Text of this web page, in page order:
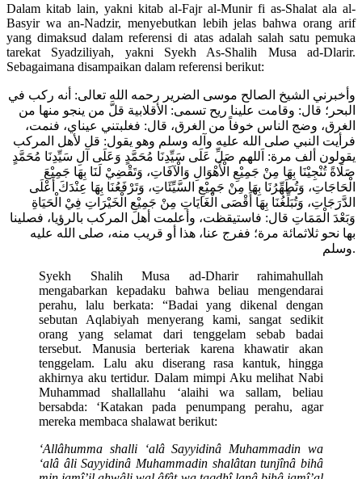
Dalam kitab lain, yakni kitab al-Fajr al-Munir fi as-Shalat ala al-
Basyir wa an-Nadzir, menyebutkan lebih jelas bahwa orang arif
yang dimaksud dalam referensi di atas adalah salah satu pemuka
tarekat Syadziliyah, yakni Syekh As-Shalih Musa ad-Dlarir.
Sebagaimana disampaikan dalam referensi berikut:
وأخبرني الشيخ الصالح موسى الضرير رحمه الله تعالى: أنه ركب في
البحر؛ قال: وقامت علينا ريح تسمى: الأقلابية قلَّ من ينجو منها من
الغرق، وضج الناس خوفاً من الغرق، قال: فغلبتني عيناي، فنمت،
فرأيت النبي صلى الله عليه وآله وسلم وهو يقول: قل لأهل المركب
يقولون ألف مرة: اَللهم صَلِّ عَلَى سَيِّدِنَا مُحَمَّدٍ وَعَلَى آلِ سَيِّدِنَا مُحَمَّدٍ
صَلَاةً تُنْجِيْنَا بِهَا مِنْ جَمِيْعِ الْأَهْوَالِ وَالْآفَاتِ، وَتَقْضِيْ لَنَا بِهَا جَمِيْعَ
الْحَاجَاتِ، وَتُطَهِّرُنَا بِهَا مِنْ جَمِيْعِ السَّيِّئَاتِ، وَتَرْفَعُنَا بِهَا عِنْدَكَ أَعْلَى
الدَّرَجَاتِ، وَتُبَلِّغُنَا بِهَا أَقْصَى الْغَايَاتِ مِنْ جَمِيْعِ الْخَيْرَاتِ فِيْ الْحَيَاةِ
وَبَعْدَ الْمَمَاتِ قال: فاستيقظت، وأعلمت أهل المركب بالرؤيا، فصلينا
بها نحو ثلاثمائة مرة؛ ففرج عنا، هذا أو قريب منه، صلى الله عليه
وسلم.
Syekh Shalih Musa ad-Dharir rahimahullah
mengabarkan kepadaku bahwa beliau mengendarai
perahu, lalu berkata: “Badai yang dikenal dengan
sebutan Aqlabiyah menyerang kami, sangat sedikit
orang yang selamat dari tenggelam sebab badai
tersebut. Manusia berteriak karena khawatir akan
tenggelam. Lalu aku diserang rasa kantuk, hingga
akhirnya aku tertidur. Dalam mimpi Aku melihat Nabi
Muhammad shallallahu ‘alaihi wa sallam, beliau
bersabda: ‘Katakan pada penumpang perahu, agar
mereka membaca shalawat berikut:
‘Allâhumma shalli ‘alâ Sayyidinâ Muhammadin wa
‘alâ âli Sayyidinâ Muhammadin shalâtan tunjînâ bihâ